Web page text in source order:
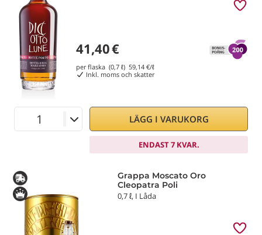
41,40€
per flaska (0,7 ℓ) 59,14 €/ℓ
Inkl. moms och skatter
LÄGG I VARUKORG
ENDAST 7 KVAR.
Grappa Moscato Oro
Cleopatra Poli
0,7 ℓ, I Låda